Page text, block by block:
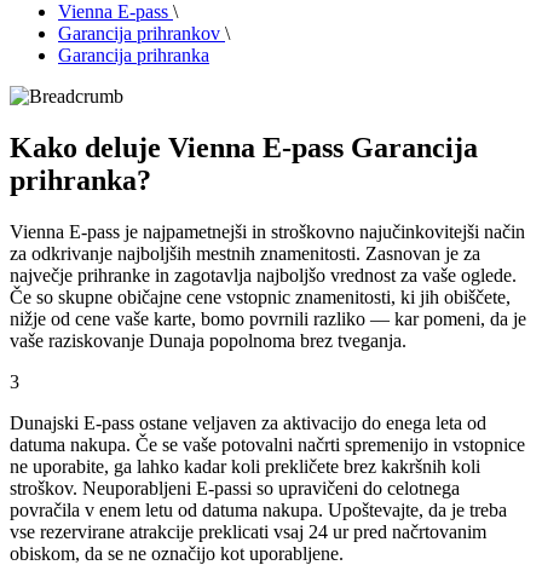
Vienna E-pass \
Garancija prihrankov \
Garancija prihranka
Kako deluje Vienna E-pass Garancija
prihranka?
Vienna E-pass je najpametnejši in stroškovno najučinkovitejši način
za odkrivanje najboljših mestnih znamenitosti. Zasnovan je za
največje prihranke in zagotavlja najboljšo vrednost za vaše oglede.
Če so skupne običajne cene vstopnic znamenitosti, ki jih obiščete,
nižje od cene vaše karte, bomo povrnili razliko — kar pomeni, da je
vaše raziskovanje Dunaja popolnoma brez tveganja.
3
Dunajski E-pass ostane veljaven za aktivacijo do enega leta od
datuma nakupa. Če se vaše potovalni načrti spremenijo in vstopnice
ne uporabite, ga lahko kadar koli prekličete brez kakršnih koli
stroškov. Neuporabljeni E-passi so upravičeni do celotnega
povračila v enem letu od datuma nakupa. Upoštevajte, da je treba
vse rezervirane atrakcije preklicati vsaj 24 ur pred načrtovanim
obiskom, da se ne označijo kot uporabljene.